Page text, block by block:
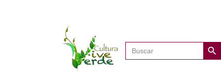
Buscar: Botón